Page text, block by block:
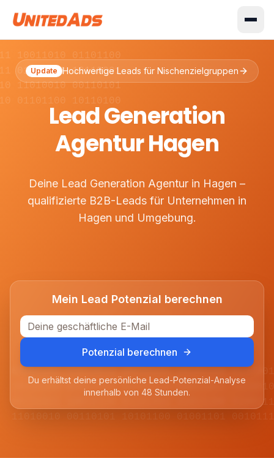
10011010 01101100
01001110 10110001
11010010 00110101
01101100 10110100
10110100 01011001 11100110 00011011
00101011 10010110 01101001 11011100
Update Hochwertige Leads für Nischenzielgruppen
Lead Generation
Agentur Hagen
Deine Lead Generation Agentur in Hagen –
qualifizierte B2B-Leads für Unternehmen in
Hagen und Umgebung.
Mein Lead Potenzial berechnen
Potenzial berechnen
Du erhältst deine persönliche Lead-Potenzial-Analyse
innerhalb von 48 Stunden.